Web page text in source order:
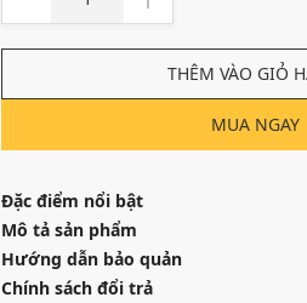
THÊM VÀO GIỎ
MUA NGAY
Đặc điểm nổi bật
Mô tả sản phẩm
Hướng dẫn bảo quản
Chính sách đổi trả